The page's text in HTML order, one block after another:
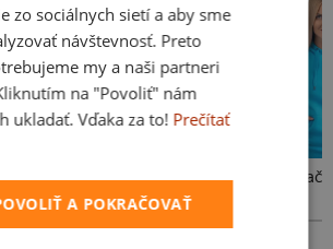
Kakat-du Bez potlače
zo sociálnych sietí a aby sme
návštevnosť. Preto
my a naši partneri
na "Povoliť" nám
ukladať. Vďaka za to! Prečítať
A POKRAČOVAŤ